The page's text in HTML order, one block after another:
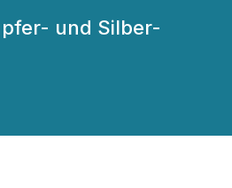
und Silber-